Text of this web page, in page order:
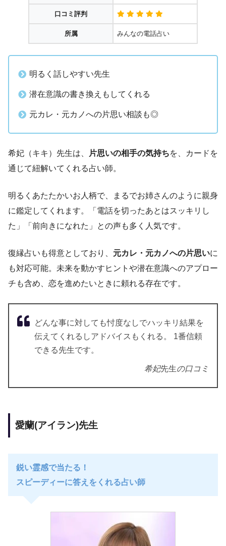
口コミ評判
所属 みんなの電話占い
明るく話しやすい先生
潜在意識の書き換えもしてくれる
元カレ・元カノへの片思い相談も◎
希妃（キキ）先生は、 片思いの相手の気持ちを、カードを
通じて紐解いてくれる占い師。
明るくあたたかいお人柄で、まるでお姉さんのように親身
に鑑定してくれます。「電話を切ったあとはスッキリし
た」「前向きになれた」との声も多く人気です。
復縁占いも得意としており、 元カレ・元カノへの片思いに
も対応可能。未来を動かすヒントや潜在意識へのアプロー
チも含め、恋を進めたいときに頼れる存在です。
どんな事に対しても忖度なしでハッキリ結果を
伝えてくれるしアドバイスもくれる。 1番信頼
できる先生です。
希妃先生の口コミ
愛蘭(アイラン)先生
鋭い霊感で当たる！
スピーディーに答えをくれる占い師